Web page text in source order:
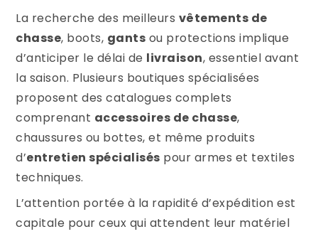
La recherche des meilleurs vêtements de
chasse, boots, gants ou protections implique
d’anticiper le délai de livraison, essentiel avant
la saison. Plusieurs boutiques spécialisées
proposent des catalogues complets
comprenant accessoires de chasse,
chaussures ou bottes, et même produits
d’entretien spécialisés pour armes et textiles
techniques.
L’attention portée à la rapidité d’expédition est
capitale pour ceux qui attendent leur matériel